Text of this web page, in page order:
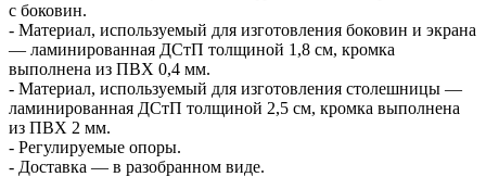
с боковин.
- Материал, используемый для изготовления боковин и экрана
— ламинированная ДСтП толщиной 1,8 см, кромка
выполнена из ПВХ 0,4 мм.
- Материал, используемый для изготовления столешницы —
ламинированная ДСтП толщиной 2,5 см, кромка выполнена
из ПВХ 2 мм.
- Регулируемые опоры.
- Доставка — в разобранном виде.